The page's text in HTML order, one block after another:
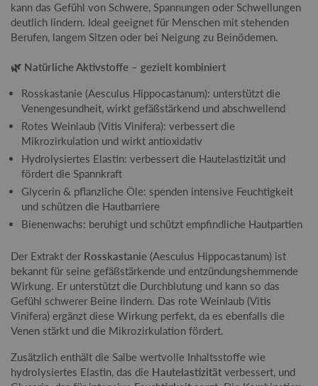
kann das Gefühl von Schwere, Spannungen oder Schwellungen
deutlich lindern. Ideal geeignet für Menschen mit stehenden
Berufen, langem Sitzen oder bei Neigung zu Beinödemen.
🌿 Natürliche Aktivstoffe – gezielt kombiniert
Rosskastanie (Aesculus Hippocastanum): unterstützt die
Venengesundheit, wirkt gefäßstärkend und abschwellend
Rotes Weinlaub (Vitis Vinifera): verbessert die
Mikrozirkulation und wirkt antioxidativ
Hydrolysiertes Elastin: verbessert die Hautelastizität und
fördert die Spannkraft
Glycerin & pflanzliche Öle: spenden intensive Feuchtigkeit
und schützen die Hautbarriere
Bienenwachs: beruhigt und schützt empfindliche Hautpartien
Der Extrakt der Rosskastanie (Aesculus Hippocastanum) ist
bekannt für seine gefäßstärkende und entzündungshemmende
Wirkung. Er unterstützt die Durchblutung und kann so das
Gefühl schwerer Beine lindern. Das rote Weinlaub (Vitis
Vinifera) ergänzt diese Wirkung perfekt, da es ebenfalls die
Venen stärkt und die Mikrozirkulation fördert.
Zusätzlich enthält die Salbe wertvolle Inhaltsstoffe wie
hydrolysiertes Elastin, das die Hautelastizität verbessert, und